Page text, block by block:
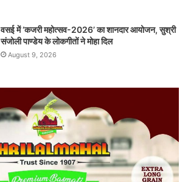
वसई में ‘कजरी महोत्सव-2026’ का शानदार आयोजन, सुश्री
संजोली पाण्डेय के लोकगीतों ने मोहा दिल
August 9, 2026